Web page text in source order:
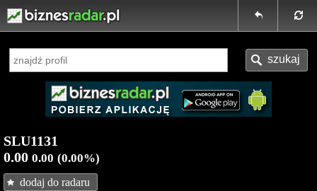
SLU1131
0.00 0.00 (0.00%)
dodaj do radaru